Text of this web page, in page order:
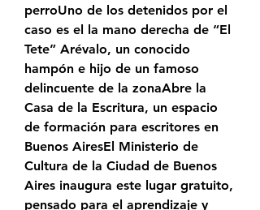
perroUno de los detenidos por el
caso es el la mano derecha de “El
Tete” Arévalo, un conocido
hampón e hijo de un famoso
delincuente de la zonaAbre la
Casa de la Escritura, un espacio
de formación para escritores en
Buenos AiresEl Ministerio de
Cultura de la Ciudad de Buenos
Aires inaugura este lugar gratuito,
pensado para el aprendizaje y